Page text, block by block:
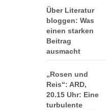
Über Literatur
bloggen: Was
einen starken
Beitrag
ausmacht
„Rosen und
Reis“: ARD,
20.15 Uhr: Eine
turbulente